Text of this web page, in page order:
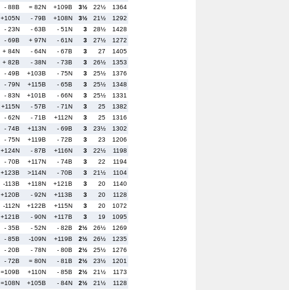
- 88B = 82N +109B 3½ 22½
1364
+105N - 79B +108N 3½ 21½
1292
- 23N - 63B - 51N 3 28½
1428
- 69B + 97N - 61N 3 27½
1272
+ 84N - 64N - 67B 3 27
1405
+ 82B - 38N - 73B 3 26½
1353
- 49B +103B - 75N 3 25½
1376
- 79N +115B - 65B 3 25½
1348
- 83N +101B - 66N 3 25½
1331
+115N - 57B - 71N 3 25
1382
- 62N - 71B +112N 3 25
1316
- 74B +113N - 69B 3 23½
1302
- 75N +119B - 72B 3 23
1206
+124N - 87B +116N 3 22½
1198
- 70B +117N - 74B 3 22
1194
+123B >114N - 70B 3 21½
1104
-113B +118N +121B 3 20
1140
+120B - 92N +113B 3 20
1128
-112N +122B +115N 3 20
1072
+121B - 90N +117B 3 19
1095
- 35B - 52N - 82B 2½ 26½
1269
- 85B -109N +119B 2½ 26½
1235
- 20B - 78N - 80B 2½ 25½
1276
- 72B = 80N - 81B 2½ 23½
1201
=109B +110N - 85B 2½ 21½
1173
=108N +105B - 84N 2½ 21½
1128